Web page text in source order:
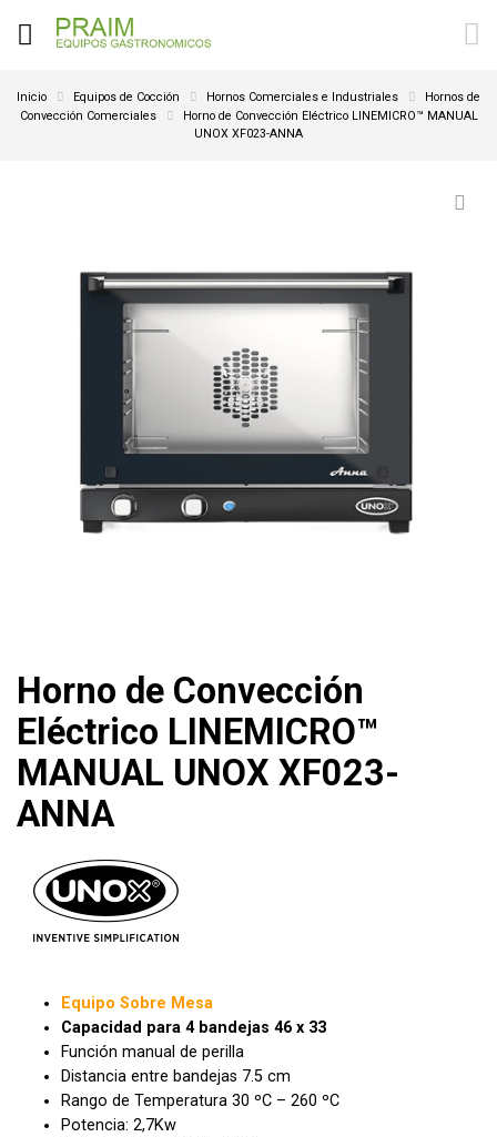
Inicio Equipos de Cocción Hornos Comerciales e Industriales
Hornos de
Convección Comerciales
Horno de Convección Eléctrico LINEMICRO™ MANUAL
UNOX XF023-ANNA
Horno de Convección
Eléctrico LINEMICRO™
MANUAL UNOX XF023-
ANNA
Equipo Sobre Mesa
Capacidad para 4 bandejas 46 x 33
Función manual de perilla
Distancia entre bandejas 7.5 cm
Rango de Temperatura 30 ºC – 260 ºC
Potencia: 2,7Kw